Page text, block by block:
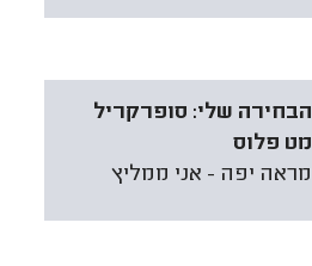
הבחירה שלי: סופרקריל
מט פלוס
מראה יפה - אני ממליץ